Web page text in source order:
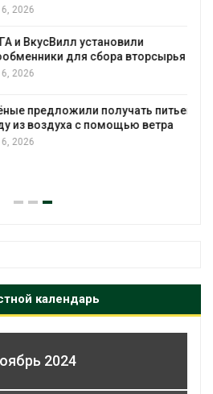
установили
для сбора вторсырья
получать питьевую
воздуха с помощью ветра
календарь
2024